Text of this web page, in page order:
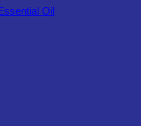
Oil